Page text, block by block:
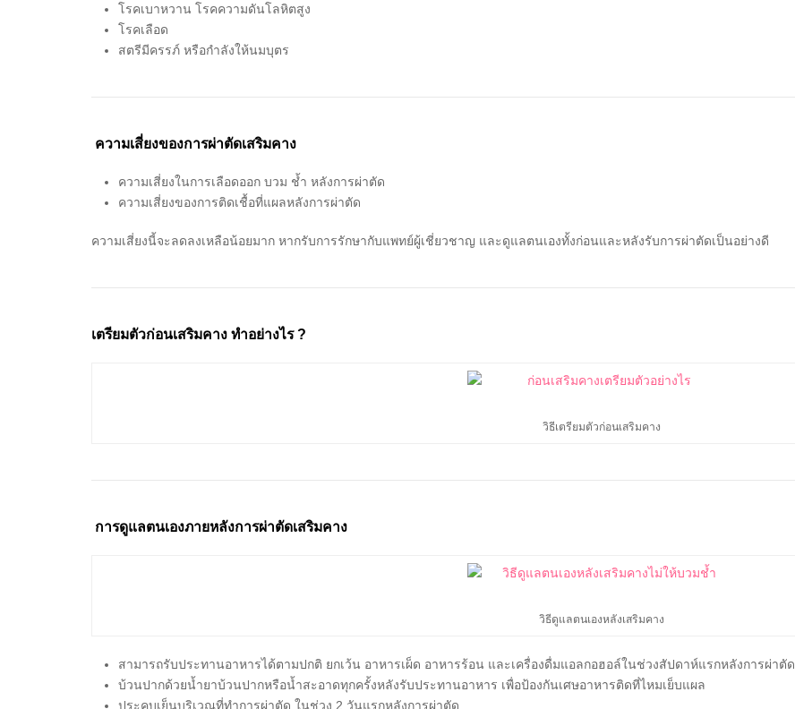
โรคเบาหวาน โรคความดันโลหิตสูง
โรคเลือด
สตรีมีครรภ์ หรือกำลังให้นมบุตร
ความเสี่ยงของการผ่าตัดเสริมคาง
ความเสี่ยงในการเลือดออก บวม ช้ำ หลังการผ่าตัด
ความเสี่ยงของการติดเชื้อที่แผลหลังการผ่าตัด
ความเสี่ยงนี้จะลดลงเหลือน้อยมาก หากรับการรักษากับแพทย์ผู้เชี่ยวชาญ และดูแลตนเองทั้งก่อนและหลังรับการผ่าตัดเป็นอย่างดี
เตรียมตัวก่อนเสริมคาง ทำอย่างไร ?
วิธีเตรียมตัวก่อนเสริมคาง
การดูแลตนเองภายหลังการผ่าตัดเสริมคาง
วิธีดูแลตนเองหลังเสริมคาง
สามารถรับประทานอาหารได้ตามปกติ ยกเว้น อาหารเผ็ด อาหารร้อน และเครื่องดื่มแอลกอฮอล์ในช่วงสัปดาห์แรกหลังการผ่าตัด
บ้วนปากด้วยน้ำยาบ้วนปากหรือน้ำสะอาดทุกครั้งหลังรับประทานอาหาร เพื่อป้องกันเศษอาหารติดที่ไหมเย็บแผล
ประคบเย็นบริเวณที่ทำการผ่าตัด ในช่วง 2 วันแรกหลังการผ่าตัด